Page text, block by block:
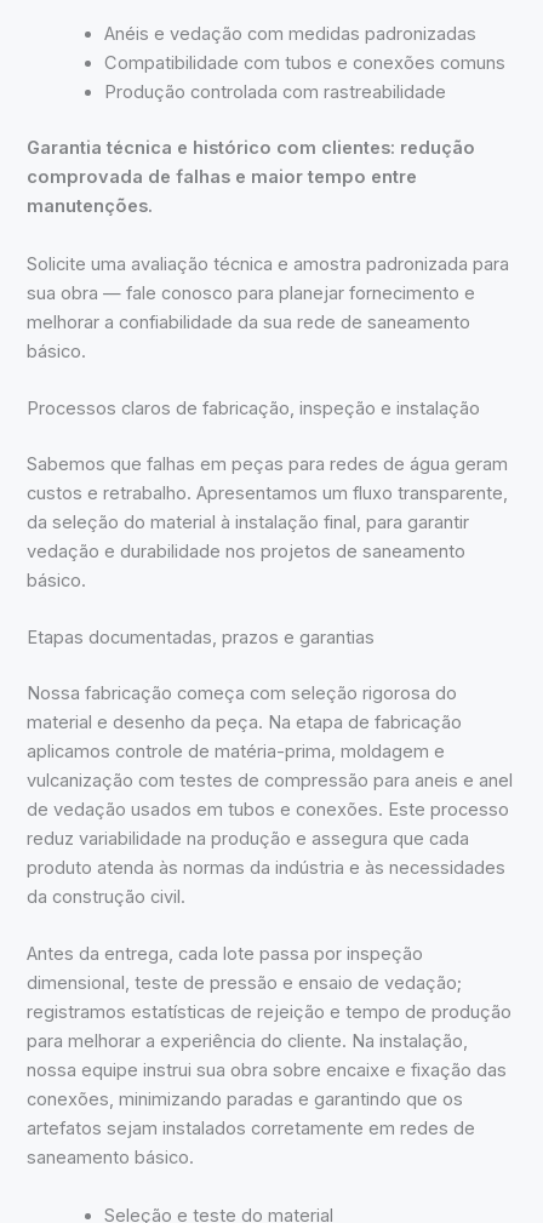
Anéis e vedação com medidas padronizadas
Compatibilidade com tubos e conexões comuns
Produção controlada com rastreabilidade
Garantia técnica e histórico com clientes: redução
comprovada de falhas e maior tempo entre
manutenções.
Solicite uma avaliação técnica e amostra padronizada para
sua obra — fale conosco para planejar fornecimento e
melhorar a confiabilidade da sua rede de saneamento
básico.
Processos claros de fabricação, inspeção e instalação
Sabemos que falhas em peças para redes de água geram
custos e retrabalho. Apresentamos um fluxo transparente,
da seleção do material à instalação final, para garantir
vedação e durabilidade nos projetos de saneamento
básico.
Etapas documentadas, prazos e garantias
Nossa fabricação começa com seleção rigorosa do
material e desenho da peça. Na etapa de fabricação
aplicamos controle de matéria-prima, moldagem e
vulcanização com testes de compressão para aneis e anel
de vedação usados em tubos e conexões. Este processo
reduz variabilidade na produção e assegura que cada
produto atenda às normas da indústria e às necessidades
da construção civil.
Antes da entrega, cada lote passa por inspeção
dimensional, teste de pressão e ensaio de vedação;
registramos estatísticas de rejeição e tempo de produção
para melhorar a experiência do cliente. Na instalação,
nossa equipe instrui sua obra sobre encaixe e fixação das
conexões, minimizando paradas e garantindo que os
artefatos sejam instalados corretamente em redes de
saneamento básico.
Seleção e teste do material